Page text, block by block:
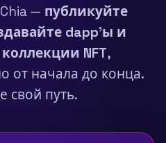
— публикуйте
dapp'ы и
NFT,
от начала до конца.
свой путь.